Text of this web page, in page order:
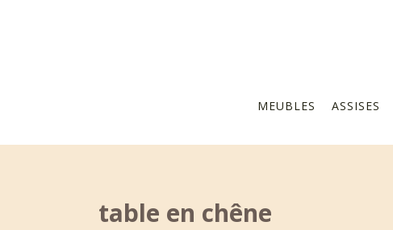
MEUBLES ASSISES
table en chêne